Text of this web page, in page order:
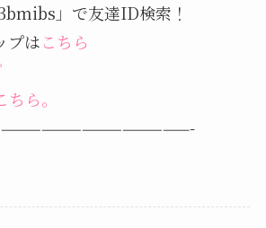
」で友達ID検索！
プはこちら
ら。